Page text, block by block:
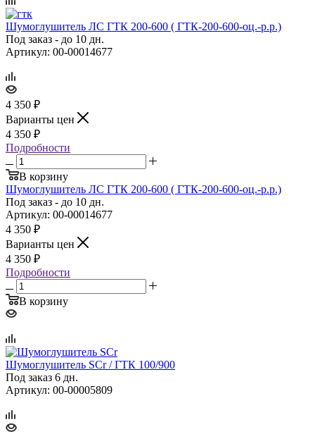
Шумоглушитель ЛС ГТК 200‑600 ( ГТК‑200‑600‑оц.‑р.р.)
Под заказ - до 10 дн.
Артикул: 00-00014677
4 350 ₽
Варианты цен
4 350 ₽
Подробности
В корзину
Шумоглушитель ЛС ГТК 200‑600 ( ГТК‑200‑600‑оц.‑р.р.)
Под заказ - до 10 дн.
Артикул: 00-00014677
4 350 ₽
Варианты цен
4 350 ₽
Подробности
В корзину
Шумоглушитель SCr / ГТК 100/900
Под заказ 6 дн.
Артикул: 00-00005809